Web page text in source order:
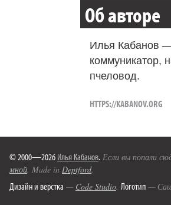
Об авторе
Илья Кабанов
коммуникатор,
пчеловод.
HTTPS://KABANOV.ORG
© 2000—2026 Илья Кабанов. Если вы попали
мной. Made in Deptford.
Дизайн и верстка — Code Studio. Логотип —